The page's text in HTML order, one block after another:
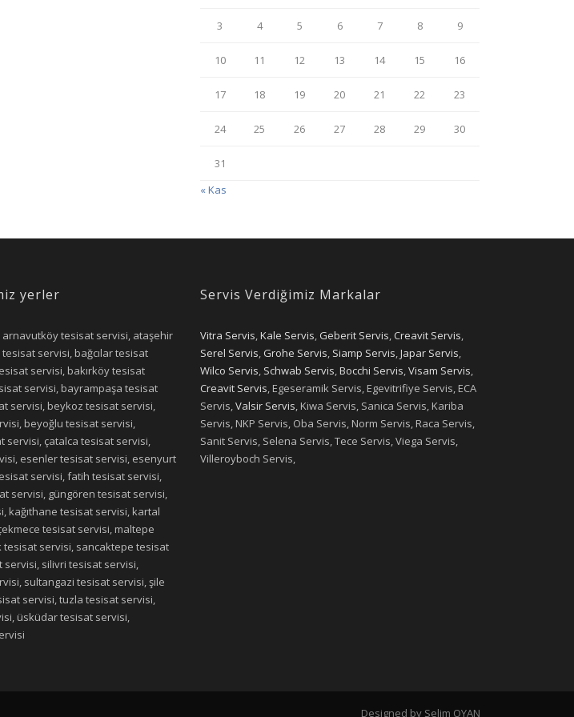
3 4 5 6 7 8 9
10 11 12 13 14 15 16
17 18 19 20 21 22 23
24 25 26 27 28 29 30
31
« Kas
yerler
tesisat servisi, ataşehir
servisi, bağcılar tesisat
servisi, bakırköy tesisat
servisi, bayrampaşa tesisat
servisi, beykoz tesisat servisi,
beyoğlu tesisat servisi,
servisi, çatalca tesisat servisi,
esenler tesisat servisi, esenyurt
servisi, fatih tesisat servisi,
servisi, güngören tesisat servisi,
kağıthane tesisat servisi, kartal
tesisat servisi, maltepe
servisi, sancaktepe tesisat
servisi, silivri tesisat servisi,
sultangazi tesisat servisi, şile
servisi, tuzla tesisat servisi,
üsküdar tesisat servisi,
Servis Verdiğimiz Markalar
Vitra Servis,Kale Servis, Geberit Servis,Creavit Servis,
Serel Servis, Grohe Servis, Siamp Servis,Japar Servis,
Wilco Servis, Schwab Servis,Bocchi Servis,Visam Servis,
Creavit Servis, Egeseramik Servis, Egevitrifiye Servis, ECA
Servis,Valsir Servis, Kiwa Servis, Sanica Servis, Kariba
Servis, NKP Servis, Oba Servis, Norm Servis, Raca Servis,
Sanit Servis, Selena Servis, Tece Servis, Viega Servis,
Villeroyboch Servis,
Designed by Selim OYAN